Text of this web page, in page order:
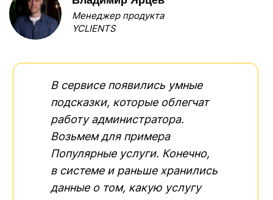
Менеджер продукта
YCLIENTS
В сервисе появились умные
подсказки, которые облегчат
работу администратора.
Возьмем для примера
Популярные услуги. Конечно,
в системе и раньше хранились
данные о том, какую услугу